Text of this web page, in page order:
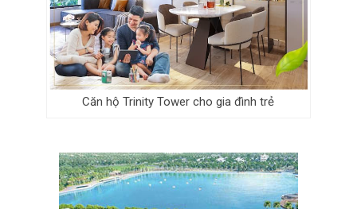
Căn hộ Trinity Tower cho gia đình trẻ